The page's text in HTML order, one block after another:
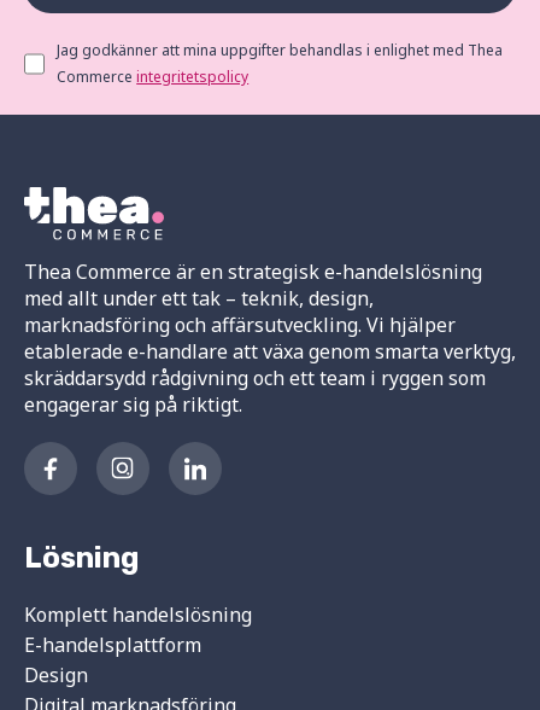
Jag godkänner att mina uppgifter behandlas i enlighet med Thea
Commerceintegritetspolicy
Thea Commerce är en strategisk e-handelslösning
med allt under ett tak – teknik, design,
marknadsföring och affärsutveckling. Vi hjälper
etablerade e-handlare att växa genom smarta verktyg,
skräddarsydd rådgivning och ett team i ryggen som
engagerar sig på riktigt.
Lösning
Komplett handelslösning
E-handelsplattform
Design